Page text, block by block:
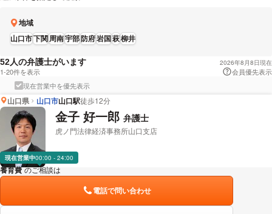
が良い弁護士の選び方などの情報は詳しく下調べをしたけど、山口周辺の法律事務所の弁護士を料
金で比較したい」などの依頼にも応じることができます。弁護士によっては「相手からの子ども引
き渡し請求にも打ち勝ち、親権・養育費を獲得。」などの解決実績もあります。弁護士の中には
をも考えてどうしたらよいかアドバイス・サポートを行うよう努めております。」とおっしゃる方
もいます。養育費で弁護士を探している方は本サイトに登録している弁護士22,835人から、男性・
女性などの性別や成功報酬金額などの条件を考慮して、自身にあう弁護士に相談をしてみることを
おすすめします。
地域
山口市下関周南宇部防府岩国萩柳井
52人の弁護士がいます 2026年8月8日現在
1-20件を表示
会員優先表示
現在営業中を優先表示
山口県 山口市山口駅徒歩12分
金子 好一郎 弁護士
虎ノ門法律経済事務所山口支店
現在営業中00:00 - 24:00
養育費 のご相談は
電話で問い合わせ